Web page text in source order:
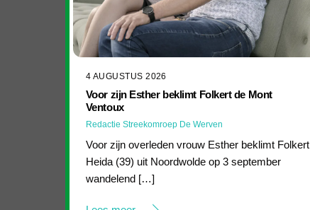
4 AUGUSTUS 2026
Voor zijn Esther beklimt Folkert de Mont
Ventoux
Redactie Streekomroep De Werven
Voor zijn overleden vrouw Esther beklimt Folkert
Heida (39) uit Noordwolde op 3 september
wandelend […]